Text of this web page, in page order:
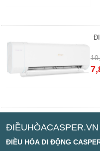
ĐIỀUHÒACASPER.VN
ĐIỀU HÒA DI ĐỘNG